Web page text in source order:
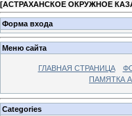
[АСТРАХАНСКОЕ ОКРУЖНОЕ
Форма входа
Меню сайта
ГЛАВНАЯ СТРАНИЦА
ПАМЯТКА
Categories